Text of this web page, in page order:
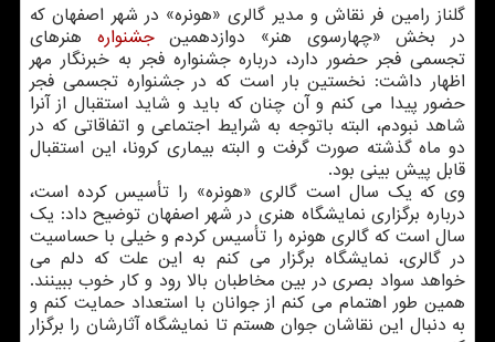
گلناز رامین فر نقاش و مدیر گالری «هونره» در شهر اصفهان كه
در بخش «چهارسوی هنر» دوازدهمینجشنواره هنرهای
تجسمی فجر حضور دارد، درباره جشنواره فجر به خبرنگار مهر
اظهار داشت: نخستین بار است كه در جشنواره تجسمی فجر
حضور پیدا می كنم و آن چنان كه باید و شاید استقبال از آنرا
شاهد نبودم، البته باتوجه به شرایط اجتماعی و اتفاقاتی كه در
دو ماه گذشته صورت گرفت و البته بیماری كرونا، این استقبال
قابل پیش بینی بود.
وی كه یك سال است گالری «هونره» را تأسیس كرده است،
درباره برگزاری نمایشگاه هنری در شهر اصفهان توضیح داد: یك
سال است كه گالری هونره را تأسیس كردم و خیلی با حساسیت
در گالری، نمایشگاه برگزار می كنم به این علت كه دلم می
خواهد سواد بصری در بین مخاطبان بالا رود و كار خوب ببینند.
همین طور اهتمام می كنم از جوانان با استعداد حمایت كنم و
به دنبال این نقاشان جوان هستم تا نمایشگاه آثارشان را برگزار